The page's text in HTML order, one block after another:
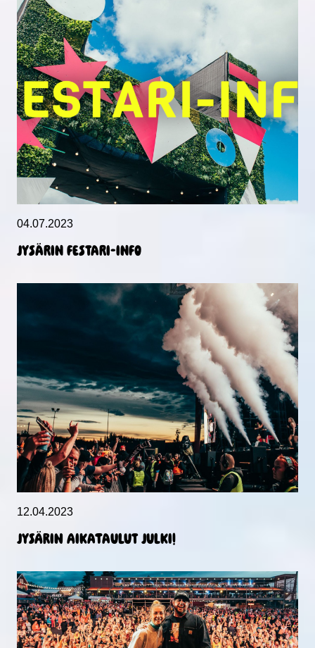
04.07.2023
JYSÄRIN FESTARI-INFO
12.04.2023
Jysärin aikataulut julki!